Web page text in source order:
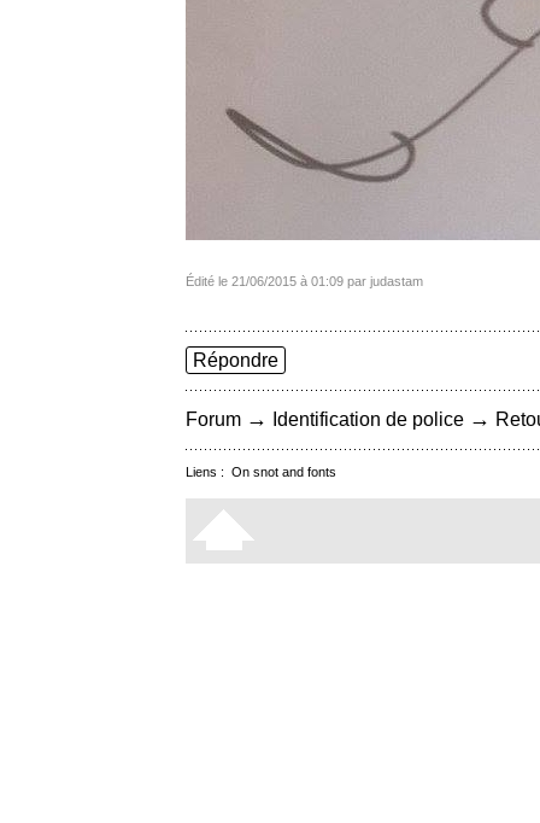
Édité le 21/06/2015 à 01:09 par judastam
Répondre
Forum → Identification de police →
Liens : On snot and fonts